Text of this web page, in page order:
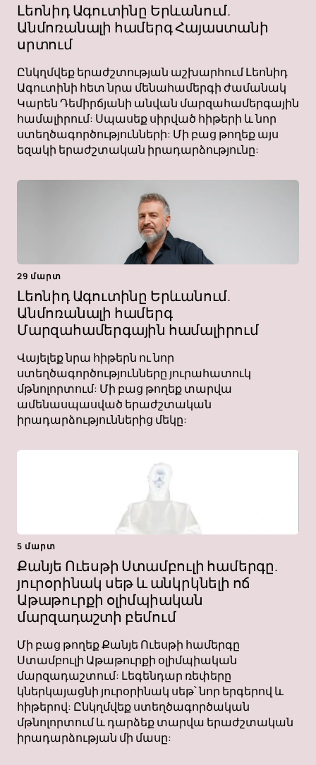
Լեոնիդ Ագուտինը Երևանում.
Անմոռանալի համերգ Հայաստանի
սրտում
Ընկղմվեք երաժշտության աշխարհում Լեոնիդ
Ագուտինի հետ նրա մենահամերգի ժամանակ
Կարեն Դեմիրճյանի անվան մարզահամերգային
համալիրում: Սպասեք սիրված հիթերի և նոր
ստեղծագործությունների: Մի բաց թողեք այս
եզակի երաժշտական ​​իրադարձությունը:
29 մարտ
Լեոնիդ Ագուտինը Երևանում.
Անմոռանալի համերգ
Մարզահամերգային համալիրում
Վայելեք նրա հիթերն ու նոր
ստեղծագործությունները յուրահատուկ
մթնոլորտում: Մի բաց թողեք տարվա
ամենասպասված երաժշտական ​​
իրադարձություններից մեկը:
5 մարտ
Քանյե Ուեսթի Ստամբուլի համերգը.
յուրօրինակ սեթ և անկրկնելի ոճ
Աթաթուրքի օլիմպիական
մարզադաշտի բեմում
Մի բաց թողեք Քանյե Ուեսթի համերգը
Ստամբուլի Աթաթուրքի օլիմպիական
մարզադաշտում: Լեգենդար ռեփերը
կներկայացնի յուրօրինակ սեթ՝ նոր երգերով և
հիթերով: Ընկղմվեք ստեղծագործական
մթնոլորտում և դարձեք տարվա երաժշտական ​​​​
իրադարձության մի մասը: